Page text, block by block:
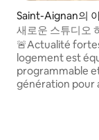
Saint-Aignan의
새로운 스튜디오
🚨Actualité
logement est
programmable
génération pour